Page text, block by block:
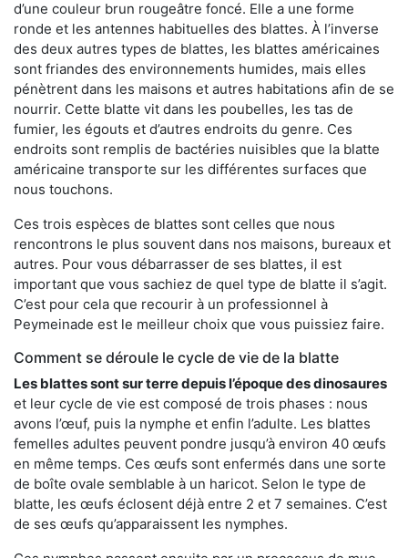
d’une couleur brun rougeâtre foncé. Elle a une forme
ronde et les antennes habituelles des blattes. À l’inverse
des deux autres types de blattes, les blattes américaines
sont friandes des environnements humides, mais elles
pénètrent dans les maisons et autres habitations afin de se
nourrir. Cette blatte vit dans les poubelles, les tas de
fumier, les égouts et d’autres endroits du genre. Ces
endroits sont remplis de bactéries nuisibles que la blatte
américaine transporte sur les différentes surfaces que
nous touchons.
Ces trois espèces de blattes sont celles que nous
rencontrons le plus souvent dans nos maisons, bureaux et
autres. Pour vous débarrasser de ses blattes, il est
important que vous sachiez de quel type de blatte il s’agit.
C’est pour cela que recourir à un professionnel à
Peymeinade est le meilleur choix que vous puissiez faire.
Comment se déroule le cycle de vie de la blatte
Les blattes sont sur terre depuis l’époque des dinosaures
et leur cycle de vie est composé de trois phases : nous
avons l’œuf, puis la nymphe et enfin l’adulte. Les blattes
femelles adultes peuvent pondre jusqu’à environ 40 œufs
en même temps. Ces œufs sont enfermés dans une sorte
de boîte ovale semblable à un haricot. Selon le type de
blatte, les œufs éclosent déjà entre 2 et 7 semaines. C’est
de ses œufs qu’apparaissent les nymphes.